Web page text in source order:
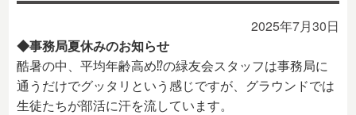
2025年7月30日
◆事務局夏休みのお知らせ
酷暑の中、平均年齢高め⁉️の緑友会スタッフは事務局に
通うだけでグッタリという感じですが、グラウンドでは
生徒たちが部活に汗を流しています。